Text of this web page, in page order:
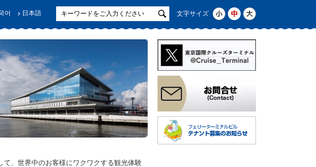
어 日本語
ト
検
索
文字サイズ
、世界中のお客様にワクワクする観光体験